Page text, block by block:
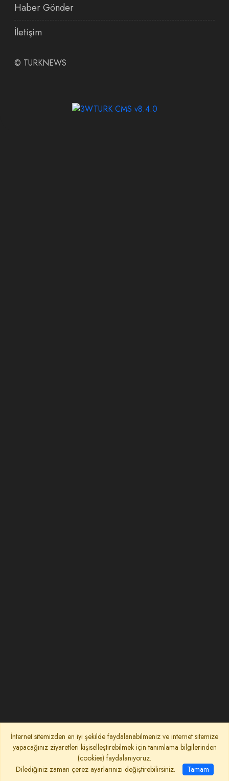
Haber Gönder
İletişim
© TURKNEWS
İnternet sitemizden en iyi şekilde faydalanabilmeniz ve internet sitemize
yapacağınız ziyaretleri kişiselleştirebilmek için tanımlama bilgilerinden
(cookies) faydalanıyoruz.
Dilediğiniz zaman çerez ayarlarınızı değiştirebilirsiniz.
Tamam